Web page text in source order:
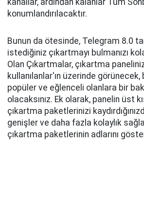
kanallar, ardından kalanlar Tüm
konumlandırılacaktır.
Bunun da ötesinde, Telegram 8.0
istediğiniz çıkartmayı bulmanızı
Olan Çıkartmalar, çıkartma
kullanılanlar'ın üzerinde görünecek,
popüler ve eğlenceli olanlara bir
olacaksınız. Ek olarak, panelin üst
çıkartma paketlerinizi
genişler ve daha fazla kolaylık
çıkartma paketlerinin adlarını